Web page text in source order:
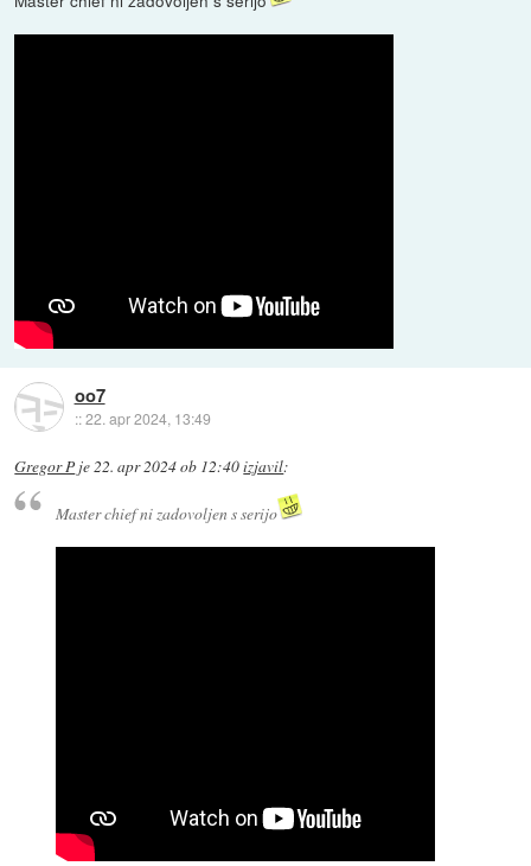
oo7
::22. apr 2024, 13:49
Gregor P je22. apr 2024 ob 12:40izjavil:
Master chief ni zadovoljen s serijo